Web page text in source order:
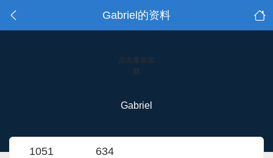
Gabriel的资料
点击重新加
载
Gabriel
1051 634